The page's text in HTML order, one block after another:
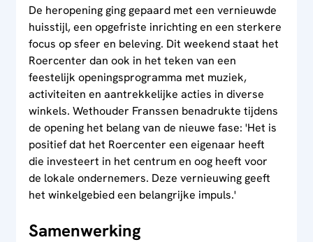
De heropening ging gepaard met een vernieuwde
huisstijl, een opgefriste inrichting en een sterkere
focus op sfeer en beleving. Dit weekend staat het
Roercenter dan ook in het teken van een
feestelijk openingsprogramma met muziek,
activiteiten en aantrekkelijke acties in diverse
winkels. Wethouder Franssen benadrukte tijdens
de opening het belang van de nieuwe fase: 'Het is
positief dat het Roercenter een eigenaar heeft
die investeert in het centrum en oog heeft voor
de lokale ondernemers. Deze vernieuwing geeft
het winkelgebied een belangrijke impuls.'
Samenwerking